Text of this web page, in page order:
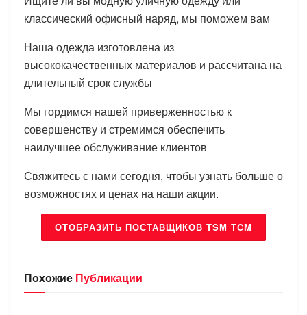
классический офисный наряд, мы поможем вам
Наша одежда изготовлена из
высококачественных материалов и рассчитана на
длительный срок службы
Мы гордимся нашей приверженностью к
совершенству и стремимся обеспечить
наилучшее обслуживание клиентов
Свяжитесь с нами сегодня, чтобы узнать больше о
возможностях и ценах на наши акции.
ОТОБРАЗИТЬ ПОСТАВЩИКОВ TSM TCM
Похожие Публикации
БРЕНДЫ